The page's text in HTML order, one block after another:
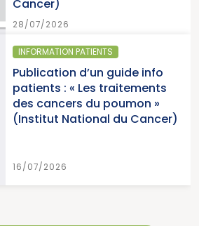
Cancer)
28/07/2026
INFORMATION PATIENTS
Publication d’un guide info
patients : « Les traitements
des cancers du poumon »
(Institut National du Cancer)
16/07/2026